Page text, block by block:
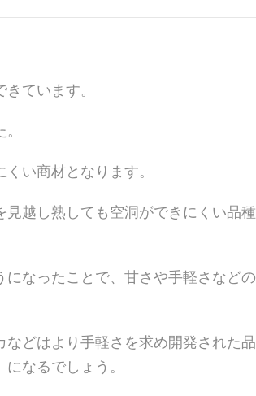
ています。
い商材となります。
越し熟しても空洞ができにくい品種
なったことで、甘さや手軽さなどの
どはより手軽さを求め開発された品
なるでしょう。